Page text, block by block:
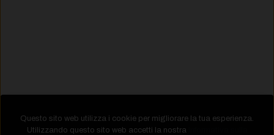
Questo sito web utilizza i cookie per migliorare la tua esperienza.
Utilizzando questo sito web accetti la nostra